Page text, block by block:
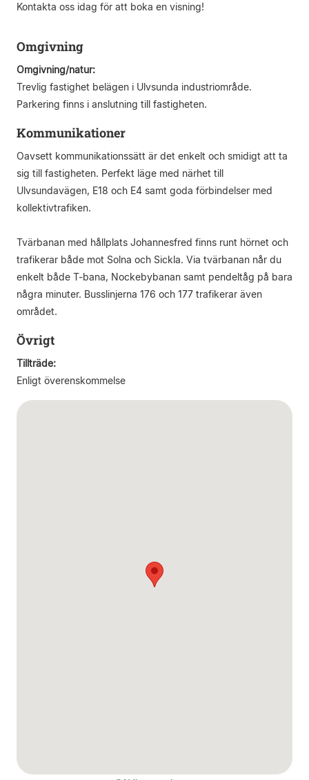
Kontakta oss idag för att boka en visning!
Omgivning
Omgivning/natur:
Trevlig fastighet belägen i Ulvsunda industriområde.
Parkering finns i anslutning till fastigheten.
Kommunikationer
Oavsett kommunikationssätt är det enkelt och smidigt att ta
sig till fastigheten. Perfekt läge med närhet till
Ulvsundavägen, E18 och E4 samt goda förbindelser med
kollektivtrafiken.
Tvärbanan med hållplats Johannesfred finns runt hörnet och
trafikerar både mot Solna och Sickla. Via tvärbanan når du
enkelt både T-bana, Nockebybanan samt pendeltåg på bara
några minuter. Busslinjerna 176 och 177 trafikerar även
området.
Övrigt
Tillträde:
Enligt överenskommelse